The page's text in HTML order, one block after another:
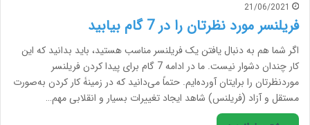
21/06/2021
فریلنسر مورد نظرتان را در 7 گام بیابید
اگر شما هم به دنبال یافتن یک فریلنسر مناسب هستید، باید بدانید که این
کار چندان دشوار نیست. ما در ادامه 7 گام برای پیدا کردن فریلنسر
موردنظرتان را برایتان آورده‌ایم. حتماً می‌دانید که در زمینۀ کار کردن به‌صورت
مستقل و آزاد (فریلنس) شاهد ایجاد تغییرات بسیار و انقلابی مهم…